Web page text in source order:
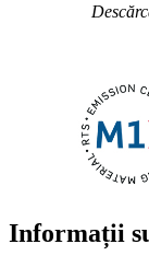
Informații